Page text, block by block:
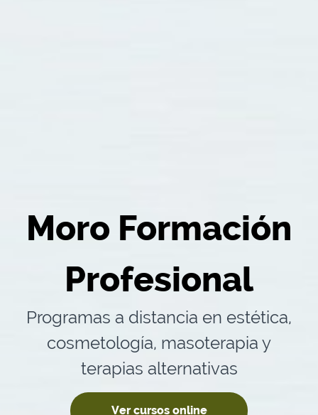
Moro Formación
Profesional
Programas a distancia en estética,
cosmetología, masoterapia y
terapias alternativas
Ver cursos online